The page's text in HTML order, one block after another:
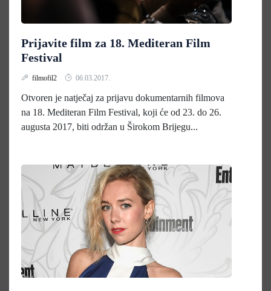
Prijavite film za 18. Mediteran Film
Festival
filmofil2 06.03.2017.
Otvoren je natječaj za prijavu dokumentarnih filmova
na 18. Mediteran Film Festival, koji će od 23. do 26.
augusta 2017, biti održan u Širokom Brijegu...